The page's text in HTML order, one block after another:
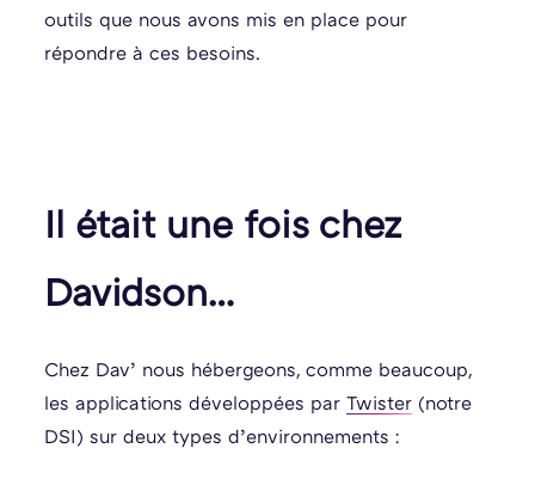
outils que nous avons mis en place pour
répondre à ces besoins.
Il était une fois chez
Davidson…
Chez Dav’ nous hébergeons, comme beaucoup,
les applications développées parTwister (notre
DSI) sur deux types d’environnements :